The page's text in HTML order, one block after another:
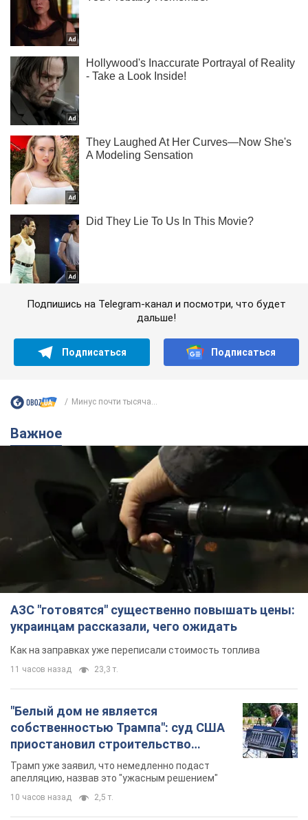
Подпишись на Telegram-канал и посмотри, что будет
дальше!
Подписаться Подписаться
Минус почти тысяча...
Важное
АЗС "готовятся" существенно повышать цены:
украинцам рассказали, чего ожидать
Как на заправках уже переписали стоимость топлива
11 часов назад 23,3 т.
"Белый дом не является
собственностью Трампа": суд США
приостановил строительство
бального зала стоимостью 400 млн
долларов
Трамп уже заявил, что немедленно подаст
апелляцию, назвав это "ужасным решением"
10 часов назад 2,5 т.